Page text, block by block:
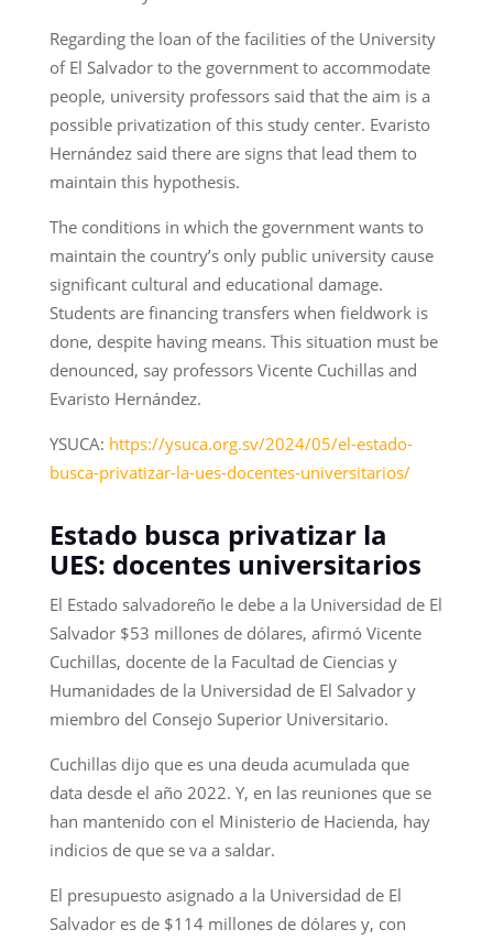
Regarding the loan of the facilities of the University
of El Salvador to the government to accommodate
people, university professors said that the aim is a
possible privatization of this study center. Evaristo
Hernández said there are signs that lead them to
maintain this hypothesis.
The conditions in which the government wants to
maintain the country’s only public university cause
significant cultural and educational damage.
Students are financing transfers when fieldwork is
done, despite having means. This situation must be
denounced, say professors Vicente Cuchillas and
Evaristo Hernández.
YSUCA: https://ysuca.org.sv/2024/05/el-estado-
busca-privatizar-la-ues-docentes-universitarios/
Estado busca privatizar la
UES: docentes universitarios
El Estado salvadoreño le debe a la Universidad de El
Salvador $53 millones de dólares, afirmó Vicente
Cuchillas, docente de la Facultad de Ciencias y
Humanidades de la Universidad de El Salvador y
miembro del Consejo Superior Universitario.
Cuchillas dijo que es una deuda acumulada que
data desde el año 2022. Y, en las reuniones que se
han mantenido con el Ministerio de Hacienda, hay
indicios de que se va a saldar.
El presupuesto asignado a la Universidad de El
Salvador es de $114 millones de dólares y, con